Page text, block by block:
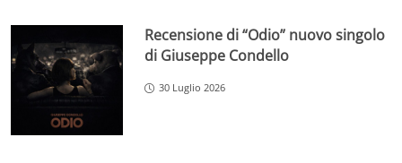
Recensione di “Odio” nuovo singolo
di Giuseppe Condello
30 Luglio 2026